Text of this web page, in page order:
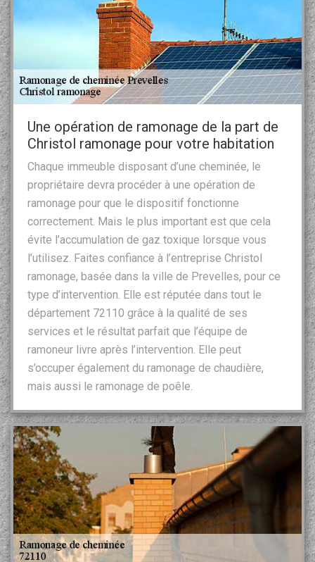
Une opération de ramonage de la part de
Christol ramonage pour votre habitation
Chaque immeuble disposant d’une cheminée, le
propriétaire devra procéder à une opération de
ramonage pour que le dispositif fonctionne
correctement. Mais le plus important est que cela
évite l’accumulation de gaz toxique lorsque vous
l’utilisez. Faites confiance à l’entreprise Christol
ramonage, basée dans la ville de Prevelles, pour ce
type d’intervention. Elle est réputée dans tout le
département 72110 grâce à la qualité de ses
services et le résultat parfait que l’équipe de
ramoneur livre après l’intervention. Elle peut
s’occuper également du ramonage de chaudière,
mais aussi le ramonage de poêle.